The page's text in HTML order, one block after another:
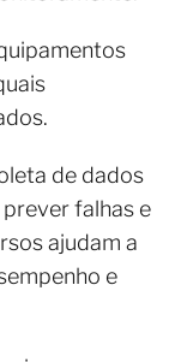
de dados
falhas e
ajudam a
e